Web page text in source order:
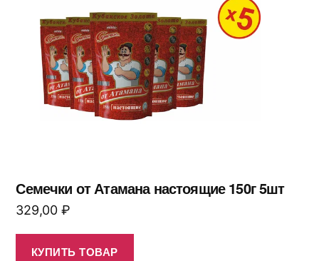
Семечки от Атамана настоящие 150г 5шт
329,00 ₽
КУПИТЬ ТОВАР